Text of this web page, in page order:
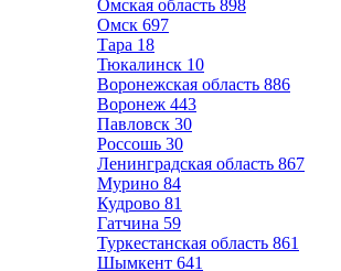
Омская область 898
Омск 697
Тара 18
Тюкалинск 10
Воронежская область 886
Воронеж 443
Павловск 30
Россошь 30
Ленинградская область 867
Мурино 84
Кудрово 81
Гатчина 59
Туркестанская область 861
Шымкент 641